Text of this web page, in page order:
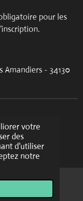
votre
des
d'utiliser
notre
pour les
Amandiers - 34130